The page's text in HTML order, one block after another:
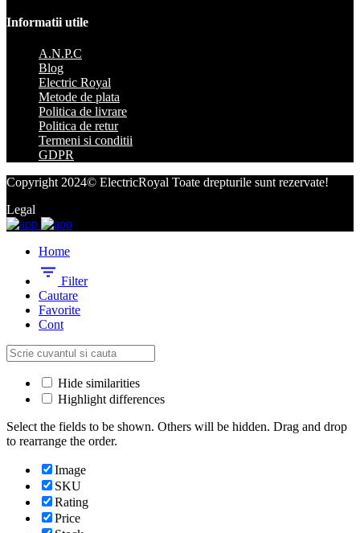
Informatii utile
A.N.P.C
Blog
Electric Royal
Metode de plata
Politica de livrare
Politica de retur
Termeni si conditii
GDPR
Copyright 2024© ElectricRoyal Toate drepturile sunt rezervate!
Legal
Home
Filter
Cautare
Favorite
Cont
Hide similarities
Highlight differences
Select the fields to be shown. Others will be hidden. Drag and drop
to rearrange the order.
Image
SKU
Rating
Price